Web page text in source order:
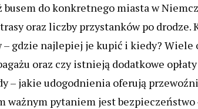
busem do konkretnego miasta w
oraz liczby przystanków po
gdzie najlepiej je kupić i kiedy? Wiele
oraz czy istnieją dodatkowe
– jakie udogodnienia oferują
ważnym pytaniem jest